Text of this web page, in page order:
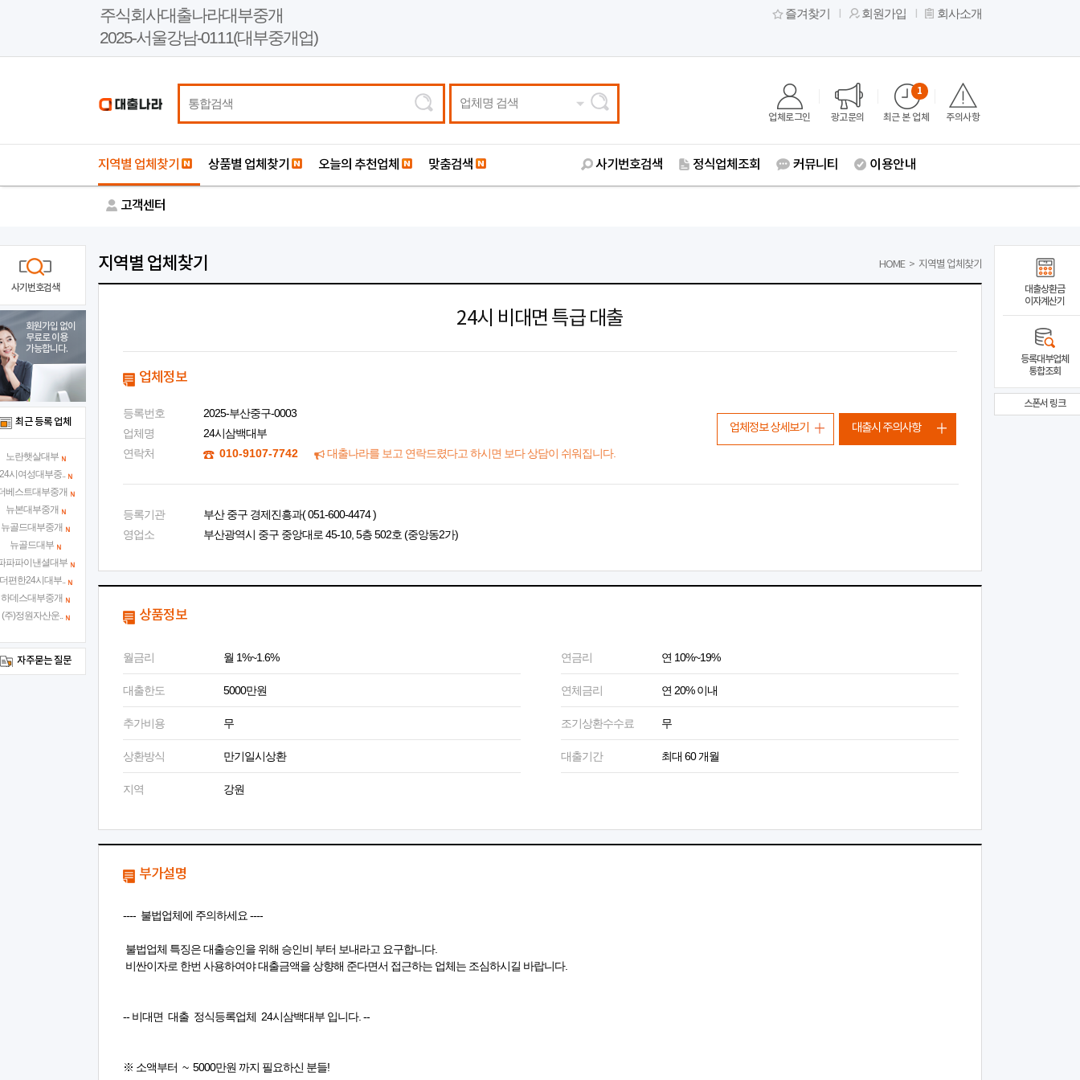
주식회사대출나라대부중개
2025-서울강남-0111(대부중개업)
즐겨찾기 회원가입 회사소개
업체명 검색
업체로그인 광고문의 최근 본 업체
1
주의사항
지역별 업체찾기 상품별 업체찾기 오늘의 추천업체 맞춤검색 사기번호검색 정식업체조회 커뮤니티 이용안내
고객센터
지역별 업체찾기 HOME > 지역별 업체찾기
24시 비대면 특급 대출
업체정보
등록번호
2025-부산중구-0003
업체명
24시삼백대부
연락처
010-9107-7742 대출나라를 보고 연락드렸다고 하시면 보다 상담이 쉬워집니다.
등록기관
부산 중구 경제진흥과( 051-600-4474 )
영업소
부산광역시 중구 중앙대로 45-10, 5층 502호 (중앙동2가)
업체정보 상세보기 대출시 주의사항
상품정보
월금리 월 1%~1.6% 연금리 연 10%~19%
대출한도 5000만원 연체금리 연 20% 이내
추가비용 무 조기상환수수료 무
상환방식 만기일시상환 대출기간 최대 60 개월
지역 강원
부가설명
---- 불법업체에 주의하세요 ----
불법업체 특징은 대출승인을 위해 승인비 부터 보내라고 요구합니다.
비싼이자로 한번 사용하여야 대출금액을 상향해 준다면서 접근하는 업체는 조심하시길 바랍니다.
-- 비대면 대출 정식등록업체 24시삼백대부 입니다. --
※ 소액부터 ~ 5000만원 까지 필요하신 분들!
사기번호검색
회원가입 없이
무료로 이용
가능합니다.
최근 등록 업체
노란햇살대부
시여성대부중..
베스트대부중개
뉴본대부중개
뉴골드대부중개
뉴골드대부
파파이낸셜대부
편한24시대부..
하데스대부중개
(주)정원자산운..
자주묻는 질문
대출상환금
이자계산기
등록대부업체
통합조회
스폰서 링크